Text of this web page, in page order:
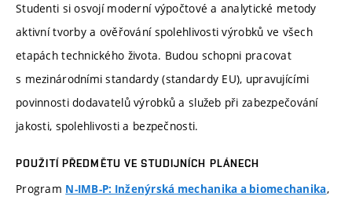
Studenti si osvojí moderní výpočtové a analytické metody
aktivní tvorby a ověřování spolehlivosti výrobků ve všech
etapách technického života. Budou schopni pracovat
s mezinárodními standardy (standardy EU), upravujícími
povinnosti dodavatelů výrobků a služeb při zabezpečování
jakosti, spolehlivosti a bezpečnosti.
POUŽITÍ PŘEDMĚTU VE STUDIJNÍCH PLÁNECH
Program N-IMB-P: Inženýrská mechanika a biomechanika,